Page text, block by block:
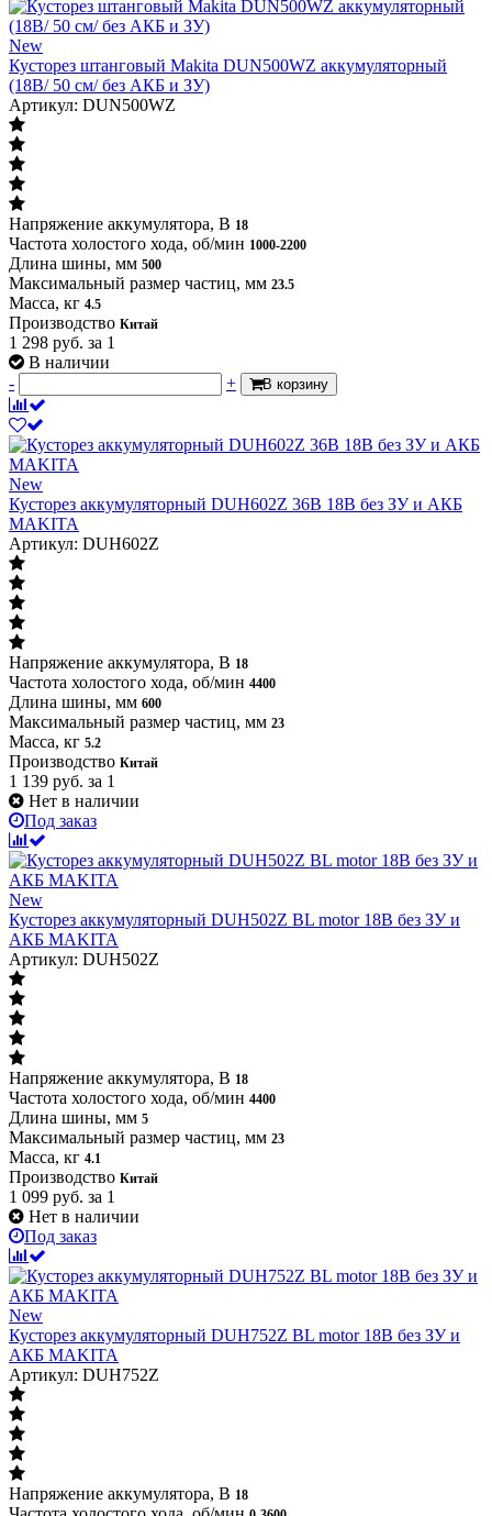
New
Кусторез штанговый Makita DUN500WZ аккумуляторный
(18В/ 50 см/ без АКБ и ЗУ)
Артикул: DUN500WZ
Напряжение аккумулятора, В 18
Частота холостого хода, об/мин 1000-2200
Длина шины, мм 500
Максимальный размер частиц, мм 23.5
Масса, кг 4.5
Производство Китай
1 298 руб. за 1
В наличии
-
+ В корзину
New
Кусторез аккумуляторный DUH602Z 36В 18В без ЗУ и АКБ
MAKITA
Артикул: DUH602Z
Напряжение аккумулятора, В 18
Частота холостого хода, об/мин 4400
Длина шины, мм 600
Максимальный размер частиц, мм 23
Масса, кг 5.2
Производство Китай
1 139 руб. за 1
Нет в наличии
Под заказ
New
Кусторез аккумуляторный DUH502Z BL motor 18В без ЗУ и
АКБ MAKITA
Артикул: DUH502Z
Напряжение аккумулятора, В 18
Частота холостого хода, об/мин 4400
Длина шины, мм 5
Максимальный размер частиц, мм 23
Масса, кг 4.1
Производство Китай
1 099 руб. за 1
Нет в наличии
Под заказ
New
Кусторез аккумуляторный DUH752Z BL motor 18В без ЗУ и
АКБ MAKITA
Артикул: DUH752Z
Напряжение аккумулятора, В 18